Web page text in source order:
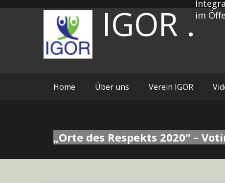
IGOR . im
Home Über uns Verein IGOR
„Orte des Respekts 2020“ –